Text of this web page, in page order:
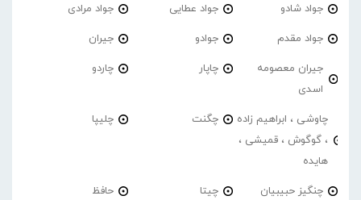
جواد شادو جواد عطایی جواد مرادی
جواد مقدم جوادو جیران
جیران معصومه
اسدی
چاپار چاردو
چاوشی ، ابراهیم زاده
، گوگوش ، قمیشی ،
هایده
چگنت چلیپا
چنگیز حبیبیان چیتا حافظ